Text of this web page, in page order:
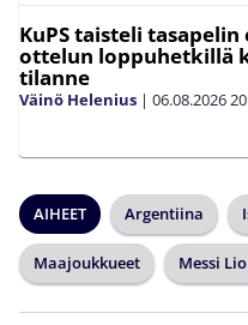
KuPS taisteli
ottelun loppuhetkillä
tilanne
Väinö Helenius | 06.08.2026
AIHEET Argentiina
Maajoukkueet Messi